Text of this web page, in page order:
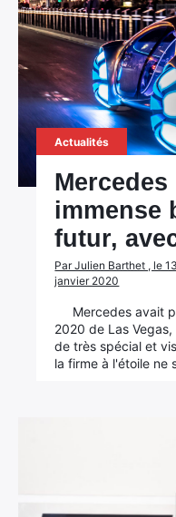
Actualités
immense
futur,
Par Julien Barthet , le
janvier 2020
Mercedes avait
2020 de Las
de très spécial et
la firme à l'étoile ne